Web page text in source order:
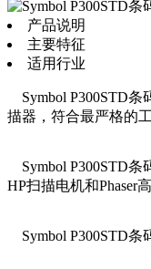
产品说明
主要特征
适用行业
Symbol P300STD条
描器，符合最严格的工
Symbol P300STD条
HP扫描电机和Phaser高
Symbol P300STD条